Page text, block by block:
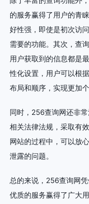
的服务赢得了用户的青
好性强，即使是初次访
需要的功能。其次，查
用户获取到的信息都是
性化设置，用户可以根
布局和顺序，实现更加
同时，256查询网还非
相关法律法规，采取有
网站的过程中，可以放
泄露的问题。
总的来说，256查询网
优质的服务赢得了广大